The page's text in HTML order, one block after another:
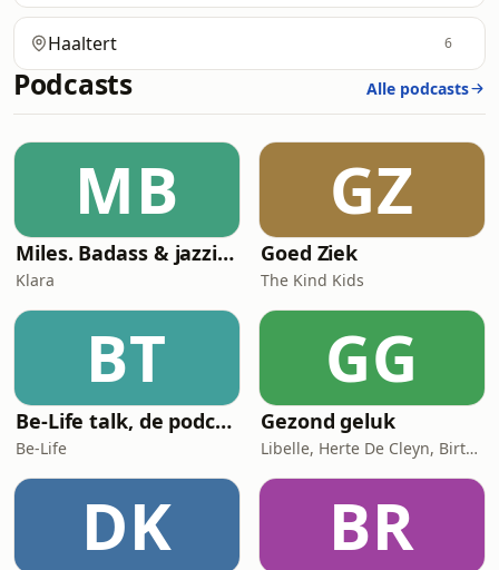
Haaltert 6
Podcasts Alle podcasts
MB
Miles. Badass & jazzicoon
Klara
GZ
Goed Ziek
The Kind Kids
BT
Be-Life talk, de podcast die de gezondheid van vrouwen in beweging zet!
Be-Life
GG
Gezond geluk
Libelle, Herte De Cleyn, Birte Govarts
DK BR